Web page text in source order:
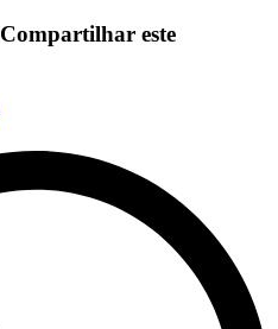
Compartilhar este